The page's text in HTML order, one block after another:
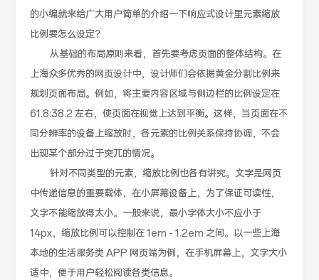
的小编就来给广大用户简单的介绍一下响应式设计里元素缩放
比例要怎么设定？
从基础的布局原则来看，首先要考虑页面的整体结构。在
上海众多优秀的网页设计中，设计师们会依据黄金分割比例来
规划页面布局。例如，将主要内容区域与侧边栏的比例设定在
61.8:38.2 左右，使页面在视觉上达到平衡。这样，当页面在不
同分辨率的设备上缩放时，各元素的比例关系保持协调，不会
出现某个部分过于突兀的情况。
针对不同类型的元素，缩放比例也各有讲究。文字是网页
中传递信息的重要载体，在小屏幕设备上，为了保证可读性，
文字不能缩放得太小。一般来说，最小字体大小不应小于
14px，缩放比例可以控制在 1em - 1.2em 之间。以一些上海
本地的生活服务类 APP 网页端为例，在手机屏幕上，文字大小
适中，便于用户轻松阅读各类信息。